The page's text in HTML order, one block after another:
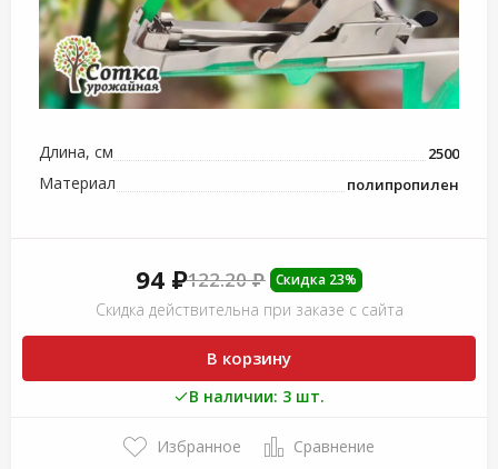
Длина, см 2500
Материал полипропилен
94 ₽122.20 ₽ Скидка 23%
Скидка действительна при заказе с сайта
В корзину
В наличии: 3 шт.
Избранное Сравнение